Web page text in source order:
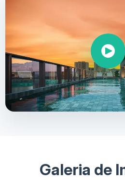
Galeria de